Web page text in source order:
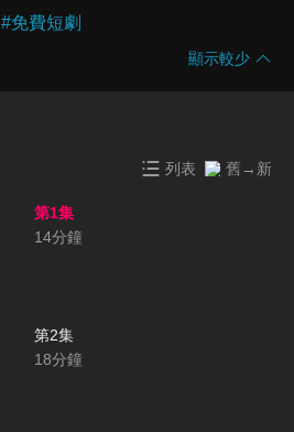
#免費短劇
顯示較少
列表 舊→新
第1集
14分鐘
第2集
18分鐘